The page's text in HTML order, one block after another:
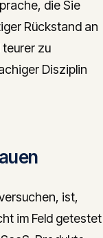
die Sie
Rückstand an
zu
Disziplin
ist,
im Feld getestet